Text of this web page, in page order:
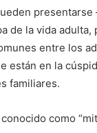
presentarse
de la vida adulta,
entre los
están en la
familiares.
como